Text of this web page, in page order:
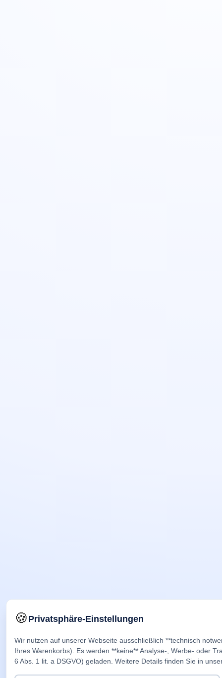
🍪Privatsphäre-Einstellungen
Wir nutzen auf unserer Webseite ausschließlich **technisch
Ihres Warenkorbs). Es werden **keine** Analyse-, Werbe- oder
6 Abs. 1 lit. a DSGVO) geladen. Weitere Details finden Sie in